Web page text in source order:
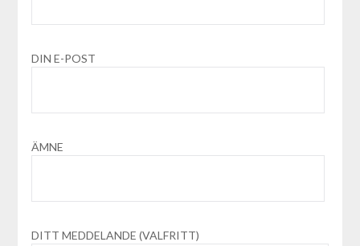
DIN E-POST
ÄMNE
DITT MEDDELANDE (VALFRITT)